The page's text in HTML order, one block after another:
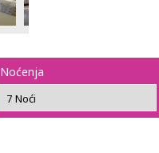
Noćenja